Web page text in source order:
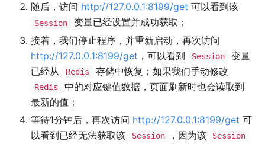
随后，访问 http://127.0.0.1:8199/get 可以看到该
Session
变量已经设置并成功获取；
接着，我们停止程序，并重新启动，再次访问
http://127.0.0.1:8199/get ，可以看到 Session
变量
已经从
Redis 存储中恢复；如果我们手动修改
Redis
中的对应键值数据，页面刷新时也会读取到
最新的值；
等待1分钟后，再次访问 http://127.0.0.1:8199/get 可
以看到已经无法获取该
Session ，因为该 Session